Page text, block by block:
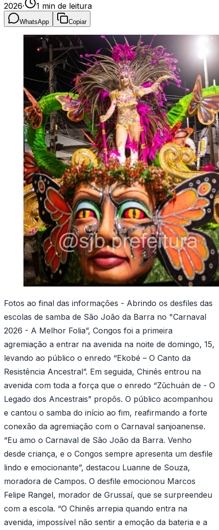
2026· 1 min de leitura
WhatsApp Copiar
Fotos ao final das informações - Abrindo os desfiles das
escolas de samba de São João da Barra no "Carnaval
2026 - A Melhor Folia”, Congos foi a primeira
agremiação a entrar na avenida na noite de domingo, 15,
levando ao público o enredo “Ekobé – O Canto da
Resistência Ancestral”. Em seguida, Chinês entrou na
avenida com toda a força que o enredo “Zǔchuán de - O
Legado dos Ancestrais” propôs. O público acompanhou
e cantou o samba do início ao fim, reafirmando a forte
conexão da agremiação com o Carnaval sanjoanense.
“Eu amo o Carnaval de São João da Barra. Venho
desde criança, e o Congos sempre apresenta um desfile
lindo e emocionante”, destacou Luanne de Souza,
moradora de Campos. O desfile emocionou Marcos
Felipe Rangel, morador de Grussaí, que se surpreendeu
com a escola. “O Chinês arrepia quando entra na
avenida, impossível não sentir a emoção da bateria e a